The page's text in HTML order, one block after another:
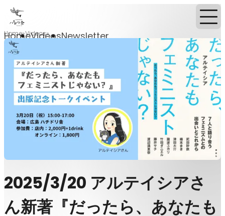
HomeVideosNewsletter
Home Videos
2025/3/20 アルテイシアさ
ん新著『だったら、あなたも